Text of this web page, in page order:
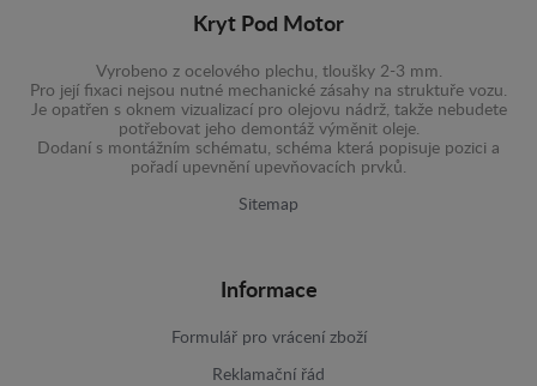
Kryt Pod Motor
Vyrobeno z ocelového plechu, tloušky 2-3 mm.
Pro její fixaci nejsou nutné mechanické zásahy na struktuře vozu.
Je opatřen s oknem vizualizací pro olejovu nádrž, takže nebudete
potřebovat jeho demontáž výměnit oleje.
Dodaní s montážním schématu, schéma která popisuje pozici a
pořadí upevnění upevňovacích prvků.
Sitemap
Informace
Formulář pro vrácení zboží
Reklamační řád